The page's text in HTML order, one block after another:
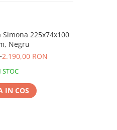
225x74x100
Negru
2.190,00 RON
STOC
IN COS